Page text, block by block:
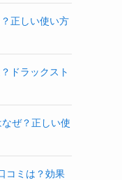
正しい使い方
ドラックスト
ぜ？正しい使
コミは？効果